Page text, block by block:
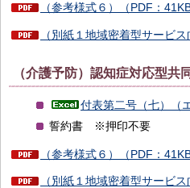
（参考様式６）（PDF：41KB
（別紙１地域密着型サービ
（介護予防）認知症対応型共
付表第二号（七）（
誓約書 ※押印不要
（参考様式６）（PDF：41KB
（別紙１地域密着型サービ